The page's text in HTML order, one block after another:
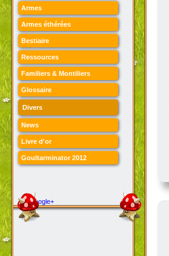
Armes
Armes éthérées
Bestiaire
Ressources
Familiers & Montiliers
Glossaire
Divers
News
Livre d'or
Goultarminator 2012
Google+